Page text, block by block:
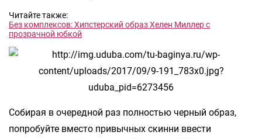
Читайте также:
Без комплексов: Хипстерский образ Хелен Миллер с
прозрачной юбкой
Собирая в очередной раз полностью черный образ,
попробуйте вместо привычных скинни ввести